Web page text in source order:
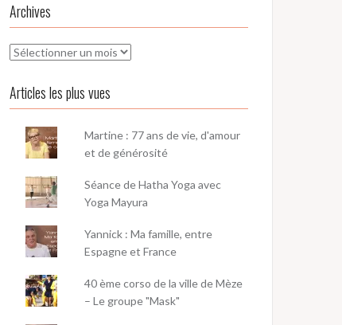
Archives
Archives
Articles les plus vues
Martine : 77 ans de vie, d'amour
et de générosité
Séance de Hatha Yoga avec
Yoga Mayura
Yannick : Ma famille, entre
Espagne et France
40 ème corso de la ville de Mèze
– Le groupe "Mask"